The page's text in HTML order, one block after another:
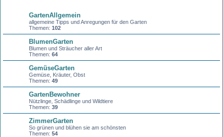
GartenAllgemein
allgemeine Tipps und Anregungen für den Garten
Themen: 102
BlumenGarten
Blumen und Sträucher aller Art
Themen: 64
GemüseGarten
Gemüse, Kräuter, Obst
Themen: 49
GartenBewohner
Nützlinge, Schädlinge und Wildtiere
Themen: 39
ZimmerGarten
So grünen und blühen sie am schönsten
Themen: 54